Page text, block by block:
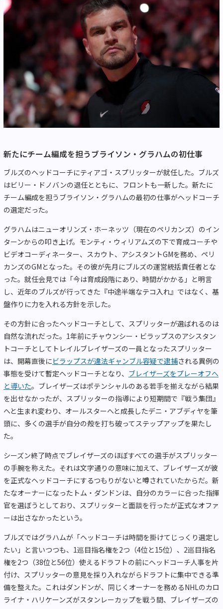
新たにチーム編成を担うブライソン・グラハムの初仕事
ブルズのヘッドコーチにティアゴ・スプリッターが就任した。ブルズ
はビリー・ドノバンの退任とともに、フロントも一新した。新たに
チーム編成を担うブライソン・グラハムの最初の仕事がヘッドコーチ
の選定だった。
グラハムはニューオリンズ・ホーネッツ（現在のペリカンズ）のイン
ターンからの叩き上げ。モンティ・ウィリアムズの下で育成コーチや
ビデオコーディネーター、スカウト、アシスタントGMを務め、ペリ
カンズのGMとなった。その彼が先月にブルズの運営統括責任者とな
った。就任会見では「今は育成段階にあり、時間がかかる」と明言
し、近年のブルズが行ってきた『中途半端なテコ入れ』ではなく、基
盤作りに力を入れる方針を示した。
その方針に合ったヘッドコーチとして、スプリッターが選ばれるのは
自然な流れだった。1年前にチャウンシー・ビラップスのアシスタン
トコーチとしてトレイルブレイザーズの一員となったスプリッター
は、開幕直後にビラップスが違法ギャンブル容疑で逮捕される異例の
事態を受けて暫定ヘッドコーチとなり、 ブレイザーズをプレーオフへ
と導いた。ブレイザーズはポテンシャルのある若手を揃えながら結果
を出せなかったが、スプリッターの指導により短期間で『戦う集団』
へと生まれ変わり、オールスターへと成長したデニ・アブディヤを筆
頭に、多くの選手が自分の殻を打ち破ってステップアップを果たし
た。
シーズン終了時点でブレイザーズのほぼすべての選手がスプリッター
の手腕を称えた。それは文字通りの意味に加えて、ブレイザーズが彼
を正式なヘッドコーチにするつもりがないと噂されていたからだ。新
たなオーナーになったトム・ダンドンは、自分のカラーに合った指揮
官を選ぼうとしており、スプリッターと面談を行ったが正式なオファ
ーは出さなかったという。
ブルズではグラハムが「ヘッドコーチは時間を掛けてじっくり選定し
たい」と言いつつも、1巡目指名権を2つ（4位と15位）、2巡目指名
権を2つ（38位と56位）使えるドラフトの前にヘッドコーチ人事を片
付け、スプリッターの意見を採り入れながらドラフトに集中できる準
備を整えた。これはダンドンが、同じくオーナーを務めるNHLのカロ
ライナ・ハリケーンズがスタンレーカップを戦う間、ブレイザーズの